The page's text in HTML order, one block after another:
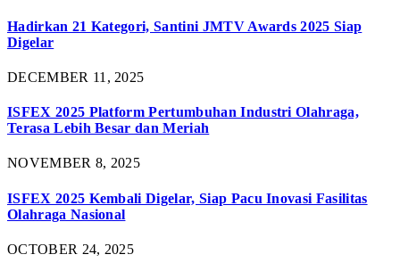
Hadirkan 21 Kategori, Santini JMTV Awards 2025 Siap
Digelar
DECEMBER 11, 2025
ISFEX 2025 Platform Pertumbuhan Industri Olahraga,
Terasa Lebih Besar dan Meriah
NOVEMBER 8, 2025
ISFEX 2025 Kembali Digelar, Siap Pacu Inovasi Fasilitas
Olahraga Nasional
OCTOBER 24, 2025